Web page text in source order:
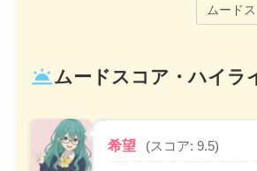
ムード
wb_twilight ムードスコア・ハイラ
希望 (スコア: 9.5)